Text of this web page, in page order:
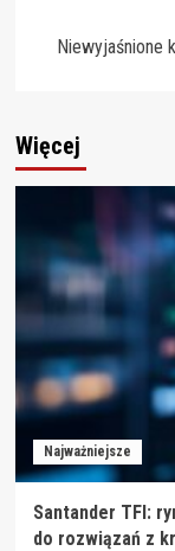
Niewyjaśnione
Więcej
Najważniejsze
Santander TFI:
do rozwiązań z